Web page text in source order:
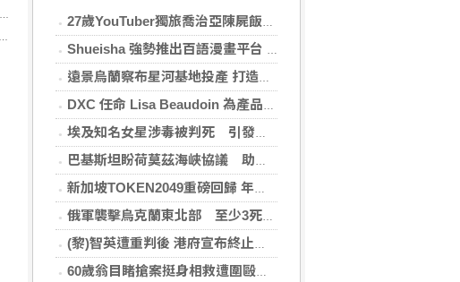
27歲YouTuber獨旅喬治亞陳屍飯店 法醫揭死因「未排除中毒可能」
Shueisha 強勢推出百語漫畫平台 MANGA MILLION 大舉進軍全球市場
遠景烏蘭察布星河基地投產 打造吉瓦級AI基礎設施新模式
DXC 任命 Lisa Beaudoin 為產品總監，以加速產品導向型增長
埃及知名女星涉毒被判死 引發社會震驚
巴基斯坦盼荷莫茲海峽協議 助恢復美伊談判
新加坡TOKEN2049重磅回歸 年度行業頂級盛會再度啟幕
俄軍襲擊烏克蘭東北部 至少3死13傷
(黎)智英遭重判後 港府宣布終止壹傳媒調查
60歲翁目睹搶案挺身相救遭圍毆 搶救5天亡！嫌犯最小才12歲